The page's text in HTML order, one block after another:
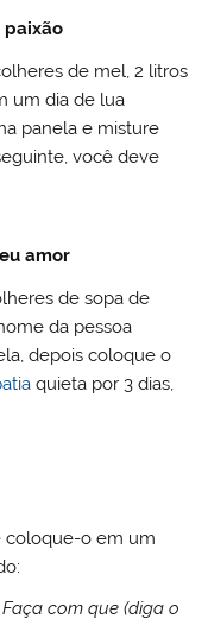
paixão
de mel, 2 litros
um dia de lua
panela e misture
você deve
amor
de sopa de
da pessoa
depois coloque o
quieta por 3 dias,
coloque-o em um
Faça com que (diga o